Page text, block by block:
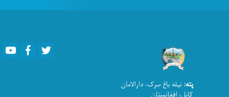
Youtube Facebook
پته: نیله باغ سرک، دارالامان